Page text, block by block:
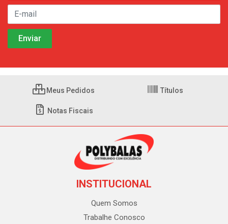
Meus Pedidos Títulos
Notas Fiscais
INSTITUCIONAL
Quem Somos
Trabalhe Conosco